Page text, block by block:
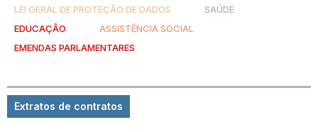
LEI GERAL DE PROTEÇÃO DE DADOS
SAÚDE
EDUCAÇÃO
ASSISTÊNCIA SOCIAL
EMENDAS PARLAMENTARES
Extratos de contratos